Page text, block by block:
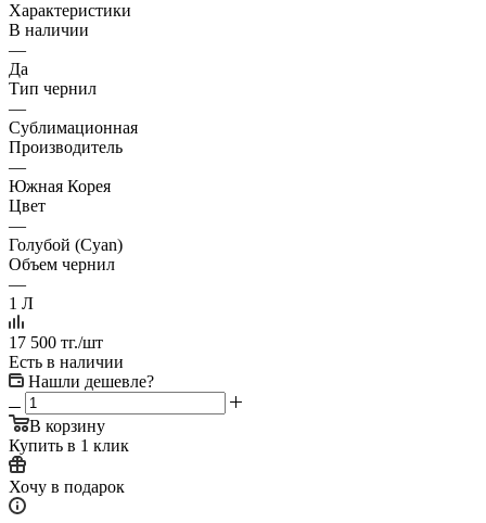
Характеристики
В наличии
—
Да
Тип чернил
—
Сублимационная
Производитель
—
Южная Корея
Цвет
—
Голубой (Cyan)
Объем чернил
—
1 Л
17 500 тг./шт
Есть в наличии
Нашли дешевле?
В корзину
Купить в 1 клик
Хочу в подарок